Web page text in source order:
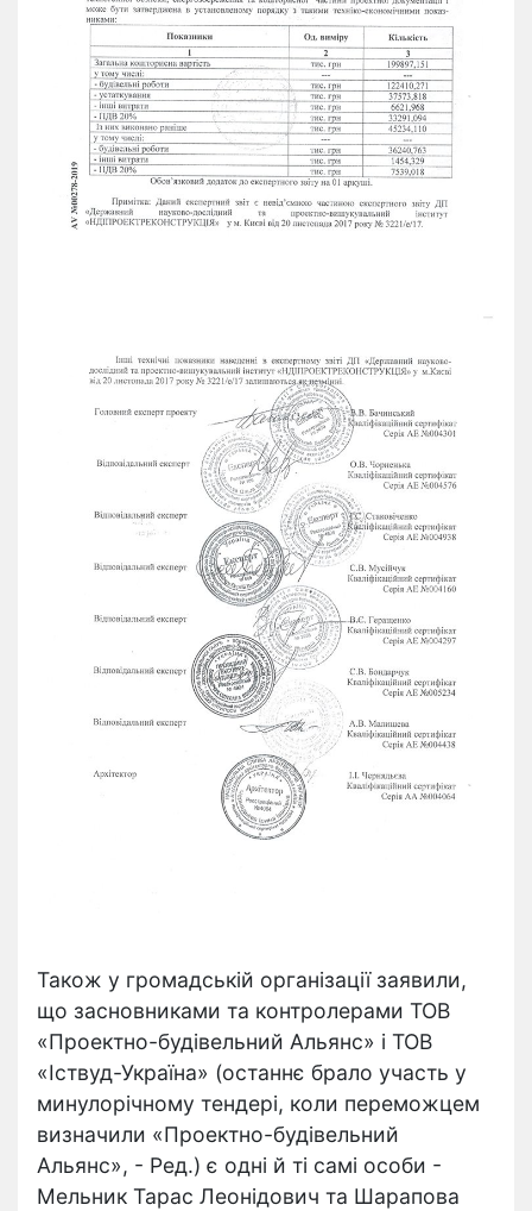
Також у громадській організації заявили,
що засновниками та контролерами ТОВ
«Проектно-будівельний Альянс» і ТОВ
«Іствуд-Україна» (останнє брало участь у
минулорічному тендері, коли переможцем
визначили «Проектно-будівельний
Альянс», - Ред.) є одні й ті самі особи -
Мельник Тарас Леонідович та Шарапова